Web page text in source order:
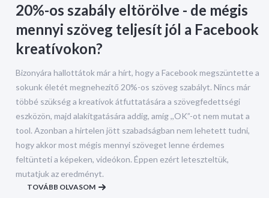
20%-os szabály eltörölve - de mégis
mennyi szöveg teljesít jól a Facebook
kreatívokon?
Bizonyára hallottátok már a hírt, hogy a Facebook megszüntette a
sokunk életét megnehezítő 20%-os szöveg szabályt. Nincs már
többé szükség a kreatívok átfuttatására a szövegfedettségi
eszközön, majd alakítgatására addig, amíg ,,OK”-ot nem mutat a
tool. Azonban a hirtelen jött szabadságban nem lehetett tudni,
hogy akkor most mégis mennyi szöveget lenne érdemes
feltünteti a képeken, videókon. Éppen ezért leteszteltük,
mutatjuk az eredményt.
TOVÁBB OLVASOM